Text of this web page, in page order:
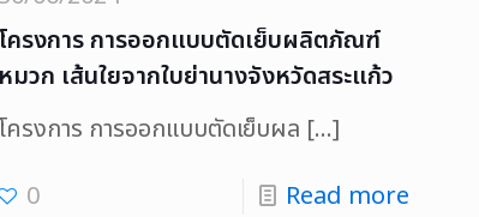
โครงการ การออกแบบตัดเย็บผลิตภัณฑ์
หมวก เส้นใยจากใบย่านางจังหวัดสระแก้ว
โครงการ การออกแบบตัดเย็บผล […]
0
Read more